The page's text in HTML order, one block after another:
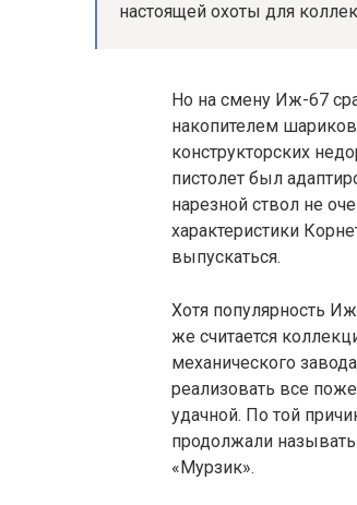
настоящей охоты для
Но на смену Иж-67
накопителем
конструкторских
пистолет был
нарезной ствол не
характеристики
выпускаться.
Хотя популярность
же считается
механического
реализовать все
удачной. По той
продолжали
«Мурзик».